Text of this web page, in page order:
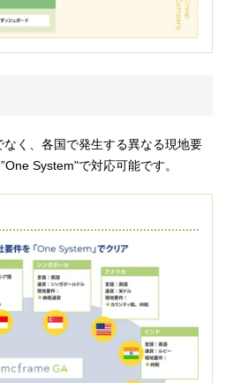
く、各国で発生する異なる現地要
System"で対応可能です。